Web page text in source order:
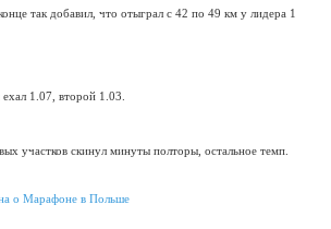
так добавил, что отыграл с 42 по 49 км у лидера 1
1.07, второй 1.03.
участков скинул минуты полторы, остальное темп.